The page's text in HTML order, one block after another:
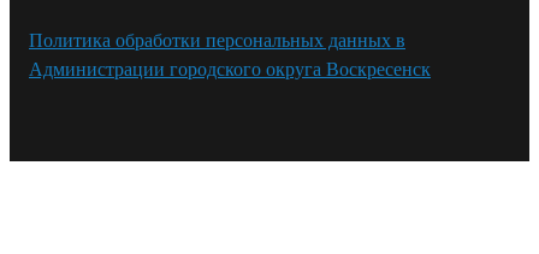
Политика обработки персональных данных в
Администрации городского округа Воскресенск